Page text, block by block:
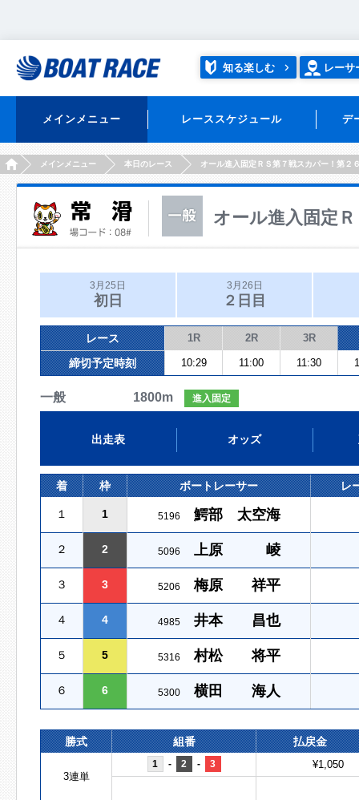
知る楽しむ レーサ
メインメニュー レーススケジュール デ
HOMEメインメニュー 本日のレース オール進入固定ＲＳ第７戦スカパー！第２
オール進入固定
3月25日
初日
3月26日
２日目
レース 1R 2R 3R
締切予定時刻 10:29 11:00 11:30
一般 1800m 進入固定
出走表 オッズ
着 枠 ボートレーサー レ
１ 1 5196 鰐部 太空海
２ 2 5096 上原 崚
３ 3 5206 梅原 祥平
４ 4 4985 井本 昌也
５ 5 5316 村松 将平
６ 6 5300 横田 海人
勝式 組番 払戻金
3連単
1 - 2 - 3 ¥1,050